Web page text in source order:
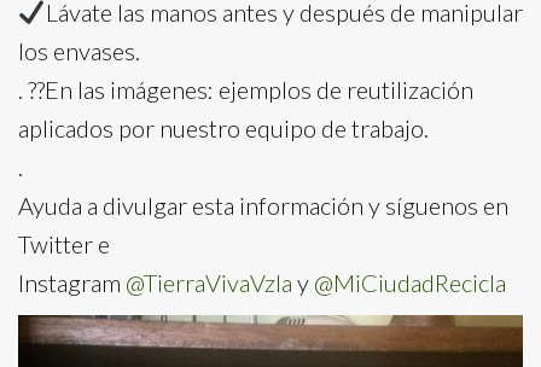
Lávate las manos antes y después de manipular
los envases.
. ?‍?En las imágenes: ejemplos de reutilización
aplicados por nuestro equipo de trabajo.
.
Ayuda a divulgar esta información y síguenos en
Twitter e
Instagram @TierraVivaVzla y @MiCiudadRecicla